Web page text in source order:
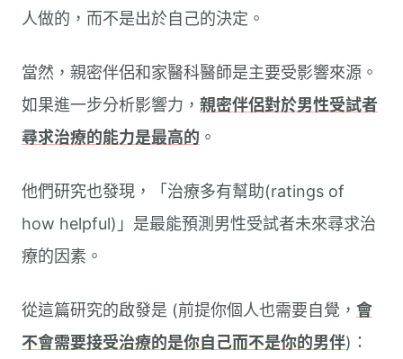
人做的，而不是出於自己的決定。
當然，親密伴侶和家醫科醫師是主要受影響來源。
如果進一步分析影響力， 親密伴侶對於男性受試者
尋求治療的能力是最高的 。
他們研究也發現，「治療多有幫助(ratings of
how helpful)」是最能預測男性受試者未來尋求治
療的因素。
從這篇研究的啟發是 (前提你個人也需要自覺， 會
不會需要接受治療的是你自己而不是你的男伴)：